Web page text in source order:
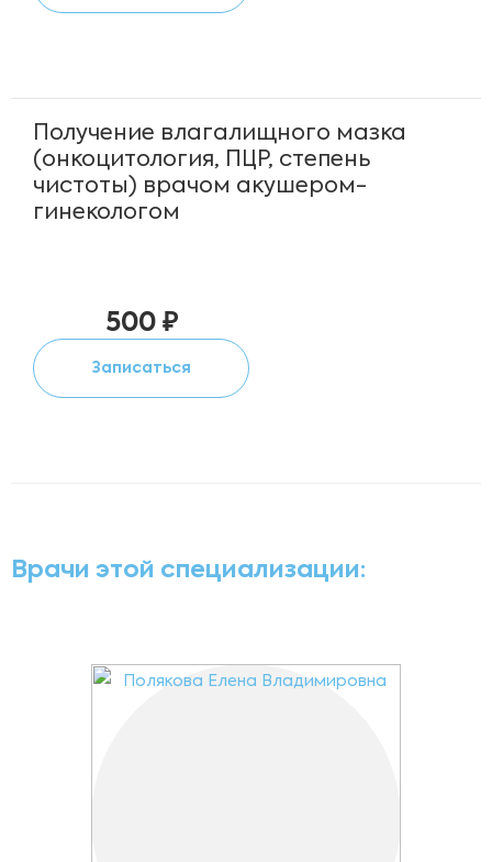
Получение влагалищного мазка
(онкоцитология, ПЦР, степень
чистоты) врачом акушером-
гинекологом
500 ₽
Записаться
Врачи этой специализации: